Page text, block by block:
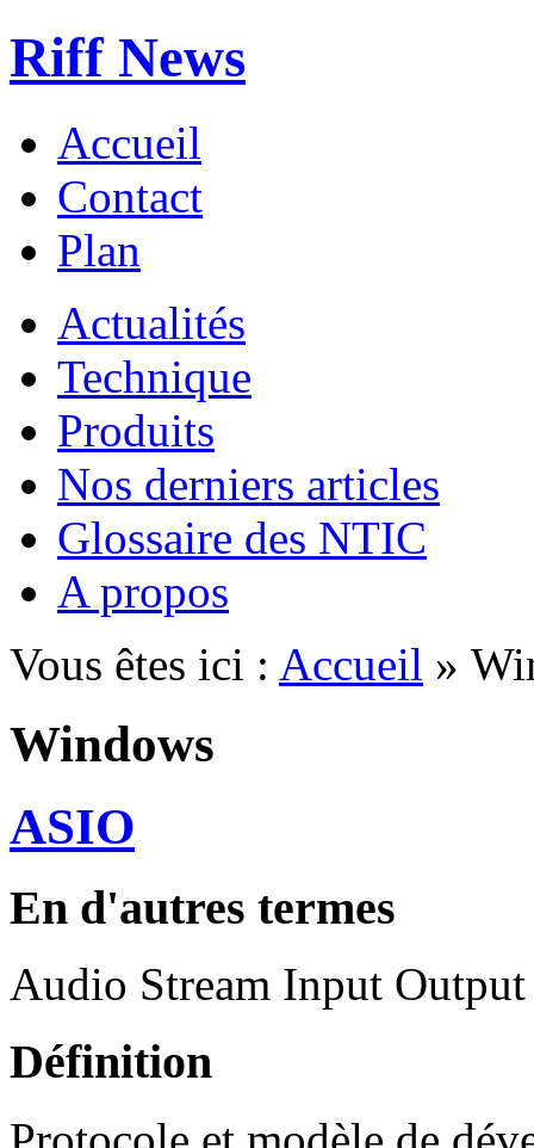
Riff News
Accueil
Contact
Plan
Actualités
Technique
Produits
Nos derniers articles
Glossaire des NTIC
A propos
Vous êtes ici : Accueil »
Windows
ASIO
En d'autres termes
Audio Stream Input Output
Définition